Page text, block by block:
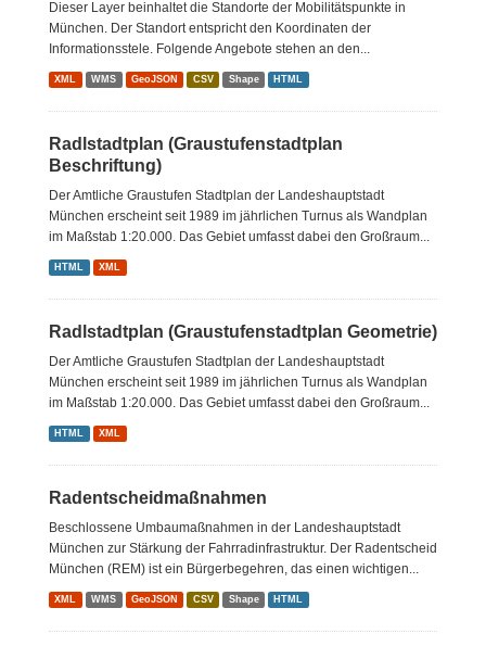
Dieser Layer beinhaltet die Standorte der Mobilitätspunkte in
München. Der Standort entspricht den Koordinaten der
Informationsstele. Folgende Angebote stehen an den...
XML WMS GeoJSON CSV Shape HTML
Radlstadtplan (Graustufenstadtplan
Beschriftung)
Der Amtliche Graustufen Stadtplan der Landeshauptstadt
München erscheint seit 1989 im jährlichen Turnus als Wandplan
im Maßstab 1:20.000. Das Gebiet umfasst dabei den Großraum...
HTML XML
Radlstadtplan (Graustufenstadtplan Geometrie)
Der Amtliche Graustufen Stadtplan der Landeshauptstadt
München erscheint seit 1989 im jährlichen Turnus als Wandplan
im Maßstab 1:20.000. Das Gebiet umfasst dabei den Großraum...
HTML XML
Radentscheidmaßnahmen
Beschlossene Umbaumaßnahmen in der Landeshauptstadt
München zur Stärkung der Fahrradinfrastruktur. Der Radentscheid
München (REM) ist ein Bürgerbegehren, das einen wichtigen...
XML WMS GeoJSON CSV Shape HTML